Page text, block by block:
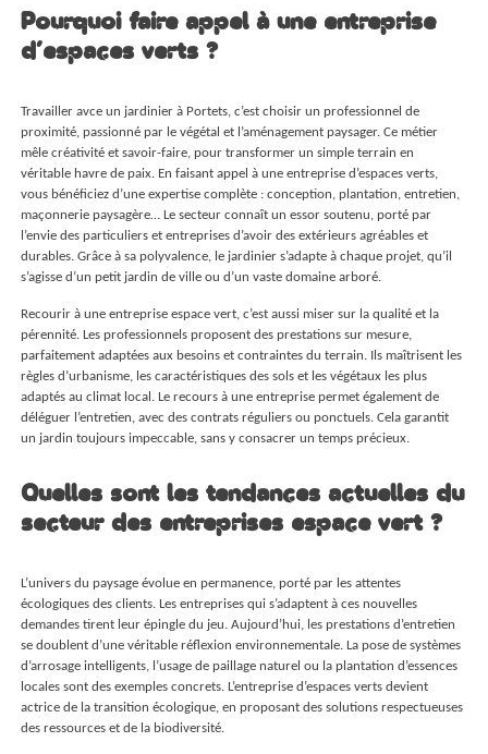
Pourquoi faire appel à une entreprise
d’espaces verts ?
Travailler avce un jardinier à Portets, c’est choisir un professionnel de
proximité, passionné par le végétal et l’aménagement paysager. Ce métier
mêle créativité et savoir-faire, pour transformer un simple terrain en
véritable havre de paix. En faisant appel à une entreprise d’espaces verts,
vous bénéficiez d’une expertise complète : conception, plantation, entretien,
maçonnerie paysagère… Le secteur connaît un essor soutenu, porté par
l’envie des particuliers et entreprises d’avoir des extérieurs agréables et
durables. Grâce à sa polyvalence, le jardinier s’adapte à chaque projet, qu’il
s’agisse d’un petit jardin de ville ou d’un vaste domaine arboré.
Recourir à une entreprise espace vert, c’est aussi miser sur la qualité et la
pérennité. Les professionnels proposent des prestations sur mesure,
parfaitement adaptées aux besoins et contraintes du terrain. Ils maîtrisent les
règles d’urbanisme, les caractéristiques des sols et les végétaux les plus
adaptés au climat local. Le recours à une entreprise permet également de
déléguer l’entretien, avec des contrats réguliers ou ponctuels. Cela garantit
un jardin toujours impeccable, sans y consacrer un temps précieux.
Quelles sont les tendances actuelles du
secteur des entreprises espace vert ?
L’univers du paysage évolue en permanence, porté par les attentes
écologiques des clients. Les entreprises qui s’adaptent à ces nouvelles
demandes tirent leur épingle du jeu. Aujourd’hui, les prestations d’entretien
se doublent d’une véritable réflexion environnementale. La pose de systèmes
d’arrosage intelligents, l’usage de paillage naturel ou la plantation d’essences
locales sont des exemples concrets. L’entreprise d’espaces verts devient
actrice de la transition écologique, en proposant des solutions respectueuses
des ressources et de la biodiversité.